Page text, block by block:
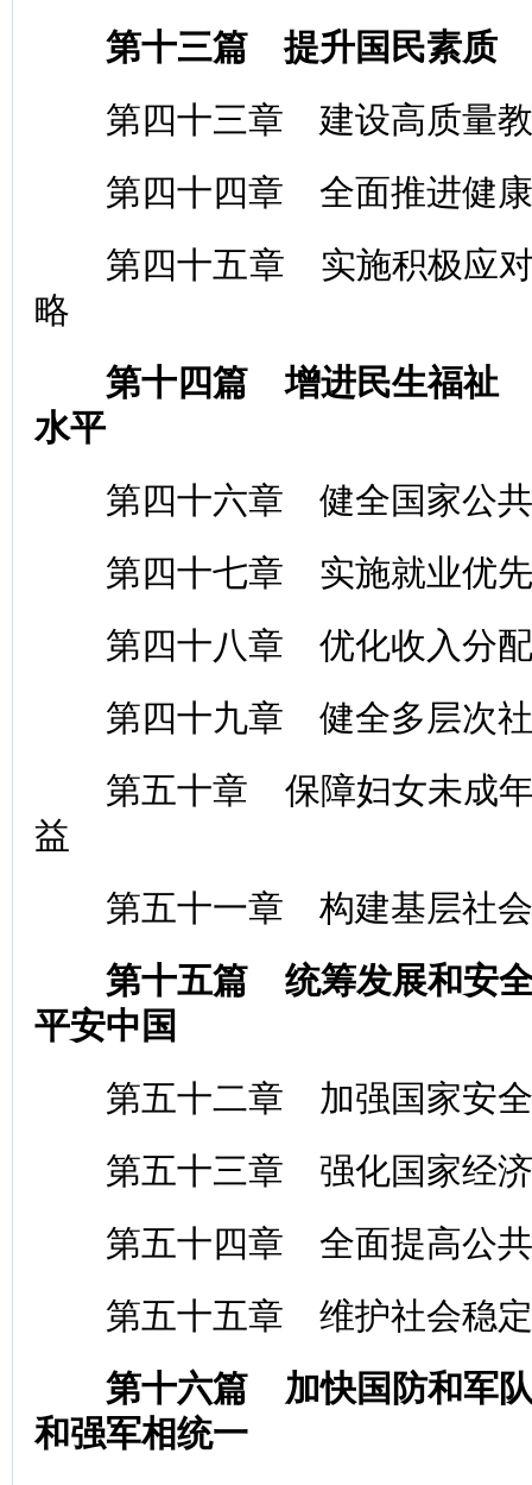
第十三篇 提升国民素质
第四十三章 建设高质量教
第四十四章 全面推进健康
第四十五章 实施积极应对
略
第十四篇 增进民生福祉
水平
第四十六章 健全国家公共
第四十七章 实施就业优先
第四十八章 优化收入分配
第四十九章 健全多层次社
第五十章 保障妇女未成年
益
第五十一章 构建基层社会
第十五篇 统筹发展和安
平安中国
第五十二章 加强国家安全
第五十三章 强化国家经济
第五十四章 全面提高公共
第五十五章 维护社会稳定
第十六篇 加快国防和军
和强军相统一